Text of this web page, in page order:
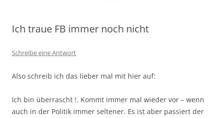
Ich traue FB immer noch nicht
Schreibe eine Antwort
Also schreib ich das lieber mal mit hier auf:
Ich bin überrascht !. Kommt immer mal wieder vor – wenn
auch in der Politik immer seltener. Es ist aber passiert der